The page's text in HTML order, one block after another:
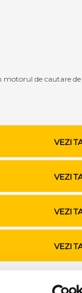
de cautare de
VEZI
VEZI
VEZI
VEZI